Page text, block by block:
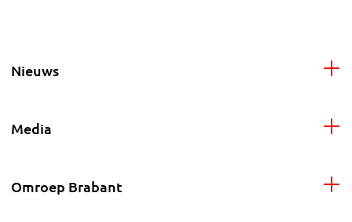
Nieuws
Media
Omroep Brabant